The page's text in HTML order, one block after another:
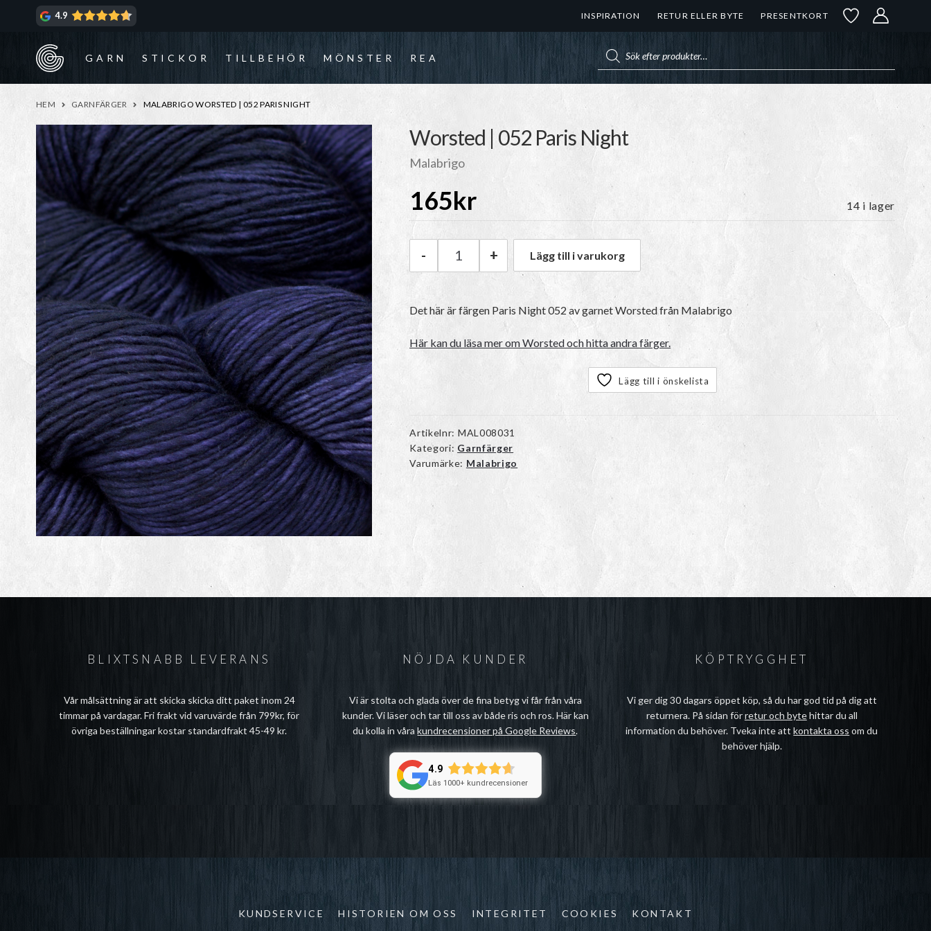
4.9 INSPIRATION RETUR ELLER BYTE PRESENTKORT
GARN STICKOR TILLBEHÖR MÖNSTER REA
HEM GARNFÄRGER MALABRIGO WORSTED | 052 PARIS NIGHT
Worsted | 052 Paris Night
Malabrigo
165kr 14 i lager
Malabrigo Worsted | 052 Paris Night mängd
- + Lägg till i varukorg
Det här är färgen Paris Night 052 av garnetWorstedfrån Malabrigo
Här kan du läsa mer om Worsted och hitta andra färger.
Lägg till i önskelista
Artikelnr: MAL008031
Kategori: Garnfärger
Varumärke: Malabrigo
BLIXTSNABB LEVERANS
Vår målsättning är att skicka skicka ditt paket inom 24
timmar på vardagar. Fri frakt vid varuvärde från 799kr, för
övriga beställningar kostar standardfrakt 45-49 kr.
NÖJDA KUNDER
Vi är stolta och glada över de fina betyg vi får från våra
kunder. Vi läser och tar till oss av både ris och ros. Här kan
du kolla in vårakundrecensioner på Google Reviews.
4.9
Läs 1000+ kundrecensioner
KÖPTRYGGHET
Vi ger dig 30 dagars öppet köp, så du har god tid på dig att
returnera. På sidan förretur och bytehittar du all
information du behöver. Tveka inte attkontakta oss om du
behöver hjälp.
KUNDSERVICE HISTORIEN OM OSS INTEGRITET COOKIES KONTAKT